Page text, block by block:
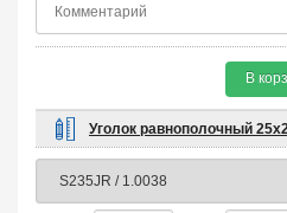
В
Уголок равнополочный